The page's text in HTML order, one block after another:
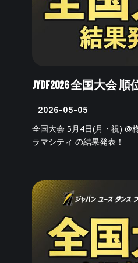
JYDF2026 全国大会
2026-05-05
全国大会 5月4日(月・祝) @
ラマシティ の結果発表！